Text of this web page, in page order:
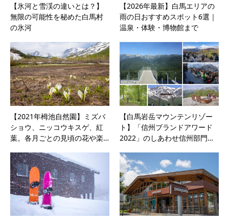
【氷河と雪渓の違いとは？】
無限の可能性を秘めた白馬村
の氷河
【2026年最新】白馬エリアの
雨の日おすすめスポット6選｜
温泉・体験・博物館まで
【2021年栂池自然園】ミズバ
ショウ、ニッコウキスゲ、紅
葉。各月ごとの見頃の花や楽…
【⽩⾺岩岳マウンテンリゾー
ト】「信州ブランドアワード
2022」のしあわせ信州部門…